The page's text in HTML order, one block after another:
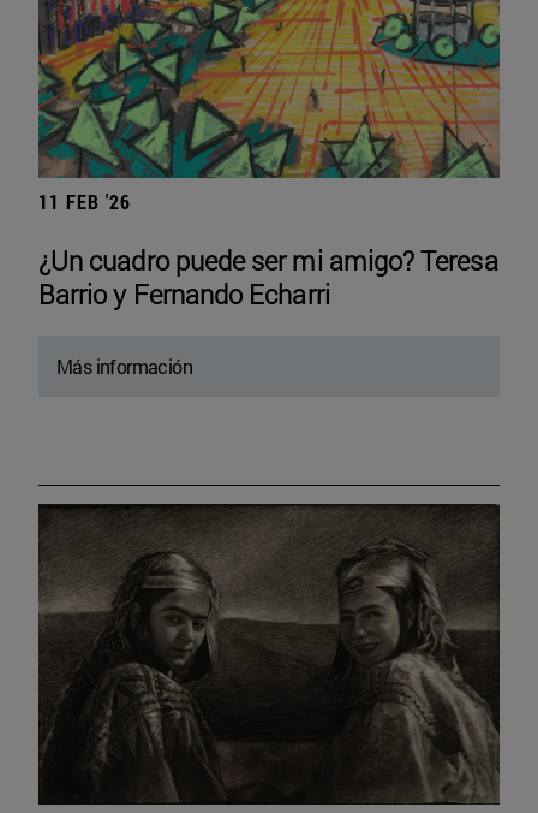
11 FEB '26
¿Un cuadro puede ser mi amigo? Teresa
Barrio y Fernando Echarri
Más información